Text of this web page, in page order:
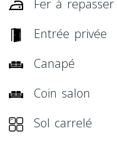
Fer à repasser
Entrée privée
Canapé
Coin salon
Sol carrelé